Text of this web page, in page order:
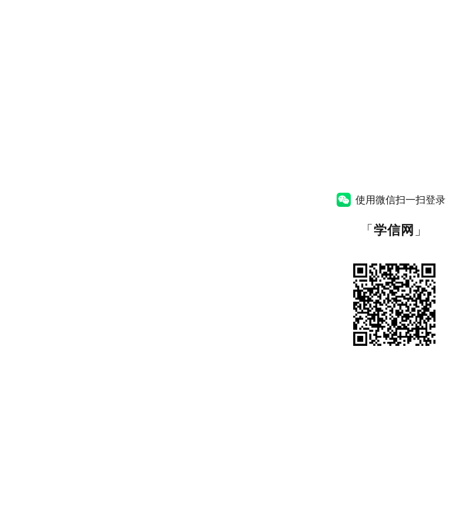
使用微信扫一扫登录
「学信网 」